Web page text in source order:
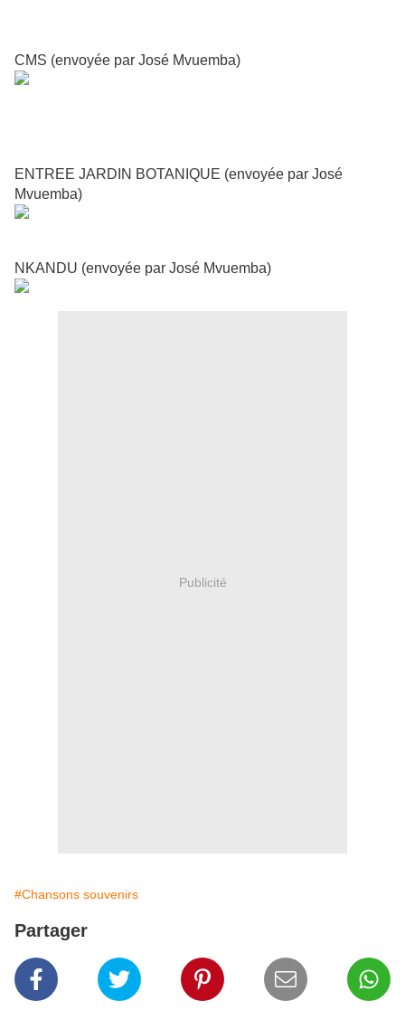
CMS (envoyée par José Mvuemba)
ENTREE JARDIN BOTANIQUE (envoyée par José
Mvuemba)
NKANDU (envoyée par José Mvuemba)
Publicité
#Chansons souvenirs
Partager